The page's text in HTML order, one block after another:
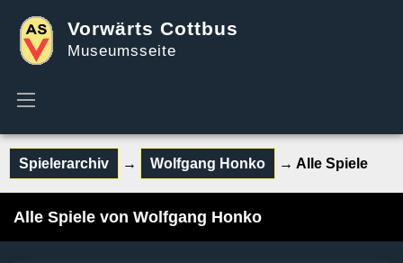
Vorwärts Cottbus
Museumsseite
Spielerarchiv → Wolfgang Honko → Alle Spiele
Alle Spiele von Wolfgang Honko